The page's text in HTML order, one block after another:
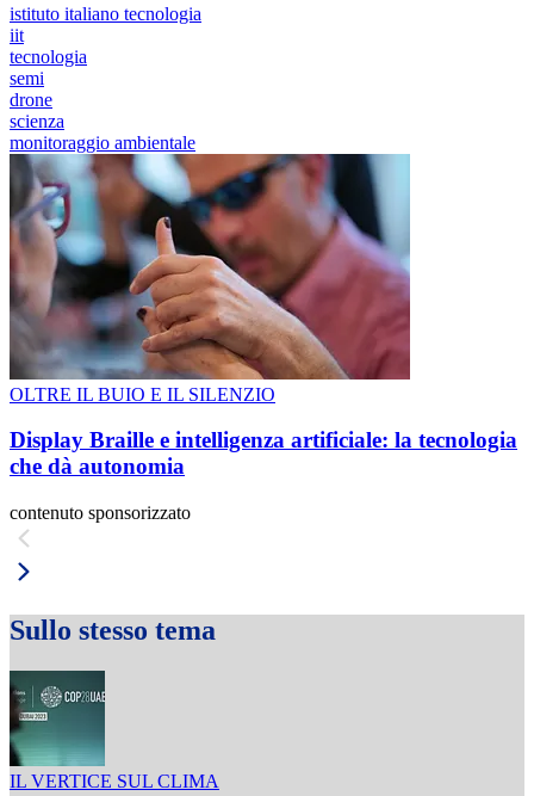
istituto italiano tecnologia
iit
tecnologia
semi
drone
scienza
monitoraggio ambientale
OLTRE IL BUIO E IL SILENZIO
Display Braille e intelligenza artificiale: la tecnologia
che dà autonomia
contenuto sponsorizzato
Sullo stesso tema
IL VERTICE SUL CLIMA